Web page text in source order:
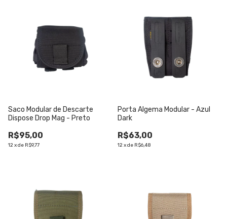
Saco Modular de Descarte
Dispose Drop Mag - Preto
R$95,00
12xde R$9,77
Porta Algema Modular - Azul
Dark
R$63,00
12xde R$6,48